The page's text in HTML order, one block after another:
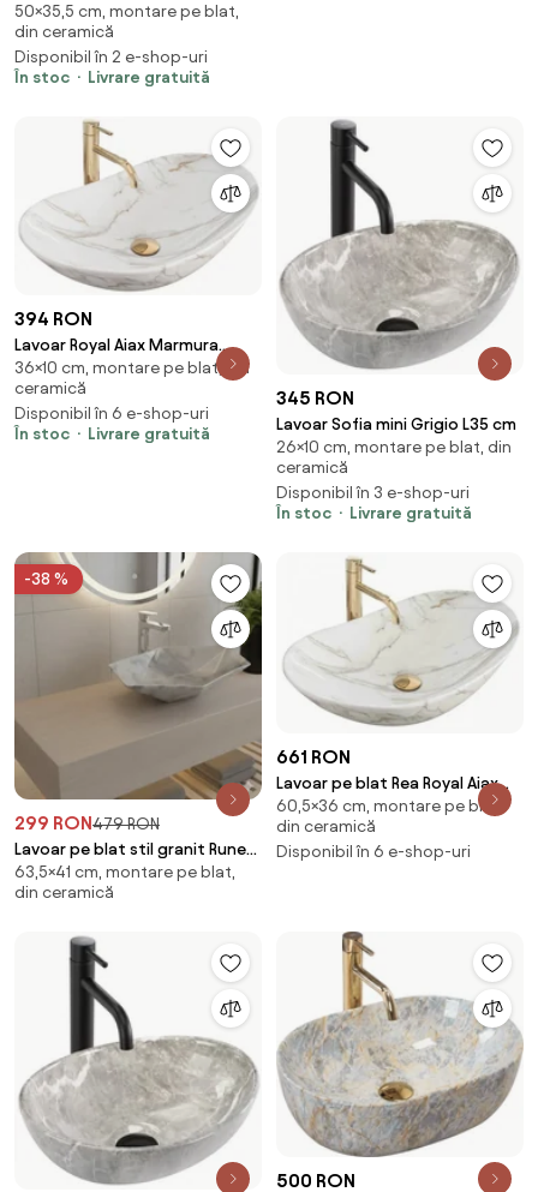
50×35,5 cm, montare pe blat,
din ceramică
Disponibil în 2 e-shop-uri
În stoc
Livrare gratuită
394 RON
Lavoar Royal Aiax Marmura
ceramica sanitara - 62,5 cm
36×10 cm, montare pe blat, din
ceramică
Disponibil în 6 e-shop-uri
În stoc
Livrare gratuită
345 RON
Lavoar Sofia mini Grigio L35 cm
26×10 cm, montare pe blat, din
ceramică
Disponibil în 3 e-shop-uri
În stoc
Livrare gratuită
-38 %
299 RON479 RON
Lavoar pe blat stil granit Rune
Kari 63.5 cm
63,5×41 cm, montare pe blat,
din ceramică
661 RON
Lavoar pe blat Rea Royal Aiax
stil marmura 60 cm
60,5×36 cm, montare pe blat,
din ceramică
Disponibil în 6 e-shop-uri
500 RON